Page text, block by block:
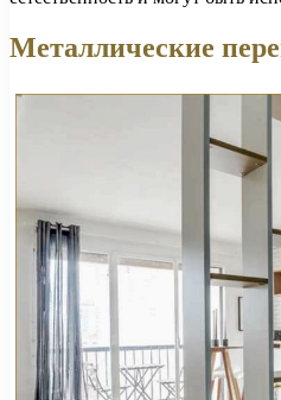
Металлические